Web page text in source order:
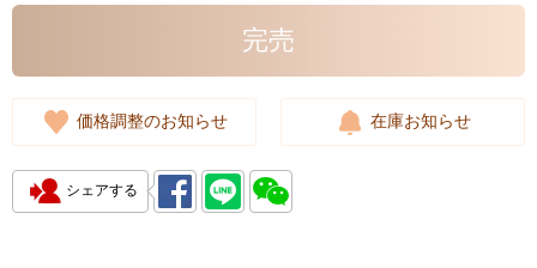
完売
価格調整のお知らせ 在庫お知らせ
シェアする